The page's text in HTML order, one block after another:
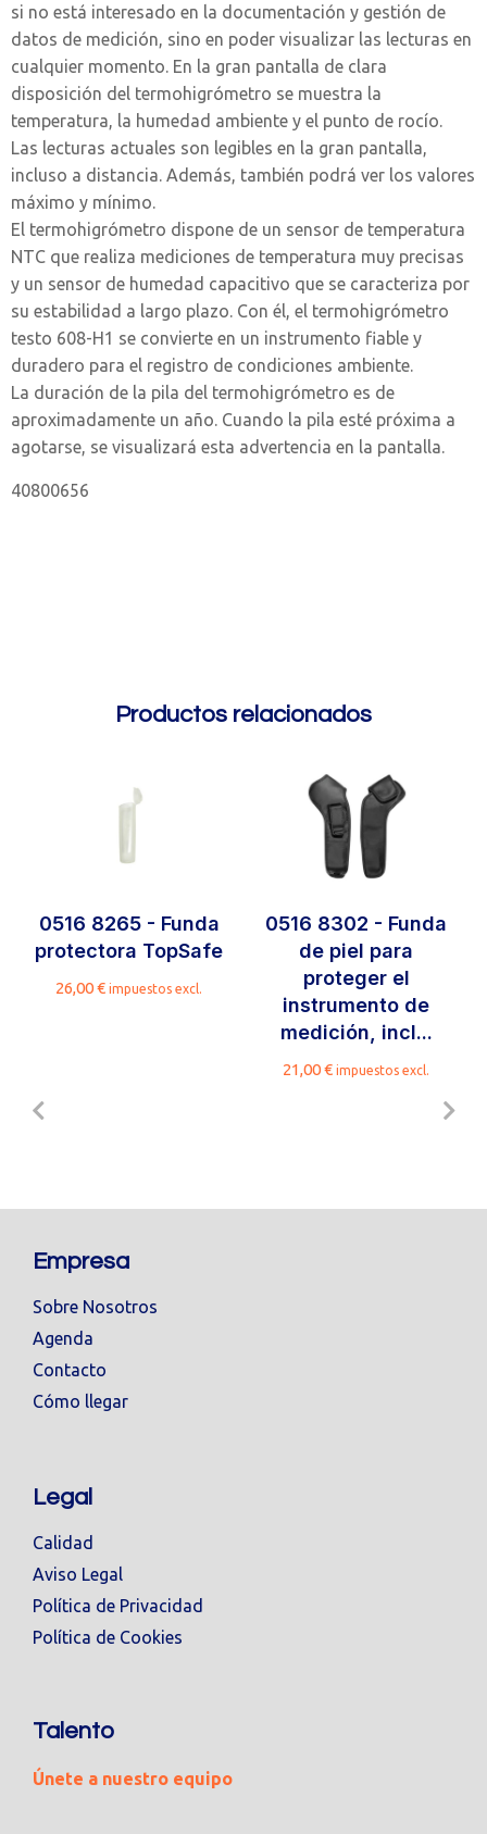
si no está interesado en la documentación y gestión de
datos de medición, sino en poder visualizar las lecturas en
cualquier momento. En la gran pantalla de clara
disposición del termohigrómetro se muestra la
temperatura, la humedad ambiente y el punto de rocío.
Las lecturas actuales son legibles en la gran pantalla,
incluso a distancia. Además, también podrá ver los valores
máximo y mínimo.
El termohigrómetro dispone de un sensor de temperatura
NTC que realiza mediciones de temperatura muy precisas
y un sensor de humedad capacitivo que se caracteriza por
su estabilidad a largo plazo. Con él, el termohigrómetro
testo 608-H1 se convierte en un instrumento fiable y
duradero para el registro de condiciones ambiente.
La duración de la pila del termohigrómetro es de
aproximadamente un año. Cuando la pila esté próxima a
agotarse, se visualizará esta advertencia en la pantalla.
40800656
Productos relacionados
0516 8265 - Funda
protectora TopSafe
26,00€ impuestos excl.
0516 8302 - Funda
de piel para
proteger el
instrumento de
medición, incl...
21,00€ impuestos excl.
Empresa
Sobre Nosotros
Agenda
Contacto
Cómo llegar
Legal
Calidad
Aviso Legal
Política de Privacidad
Política de Cookies
Talento
Únete a nuestro equipo